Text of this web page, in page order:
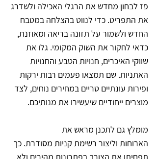
פז לבחון מחדש את הרגלי האכילה ולשדרג
את התפריט. כדי לנווט בהצלחה במטבח
החדש ולשמור על תזונה בריאה ומאוזנת,
כדאי לחקור את השוק המקומי. גלו את
שווקי האיכרים, חנויות הטבע והחנויות
האתניות. שם תמצאו פעמים רבות ירקות
ופירות עונתיים טריים במחירים נוחים, לצד
מוצרים ייחודיים שיעשירו את מנותיכם.
מומלץ גם לתכנן מראש את
הארוחות וליצור רשימת קניות מסודרת. כך